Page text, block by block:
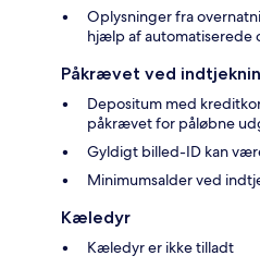
Oplysninger fra
hjælp af
Påkrævet ved
Depositum med
påkrævet for påløbne
Gyldigt billed-ID kan
Minimumsalder ved
Kæledyr
Kæledyr er ikke tilladt